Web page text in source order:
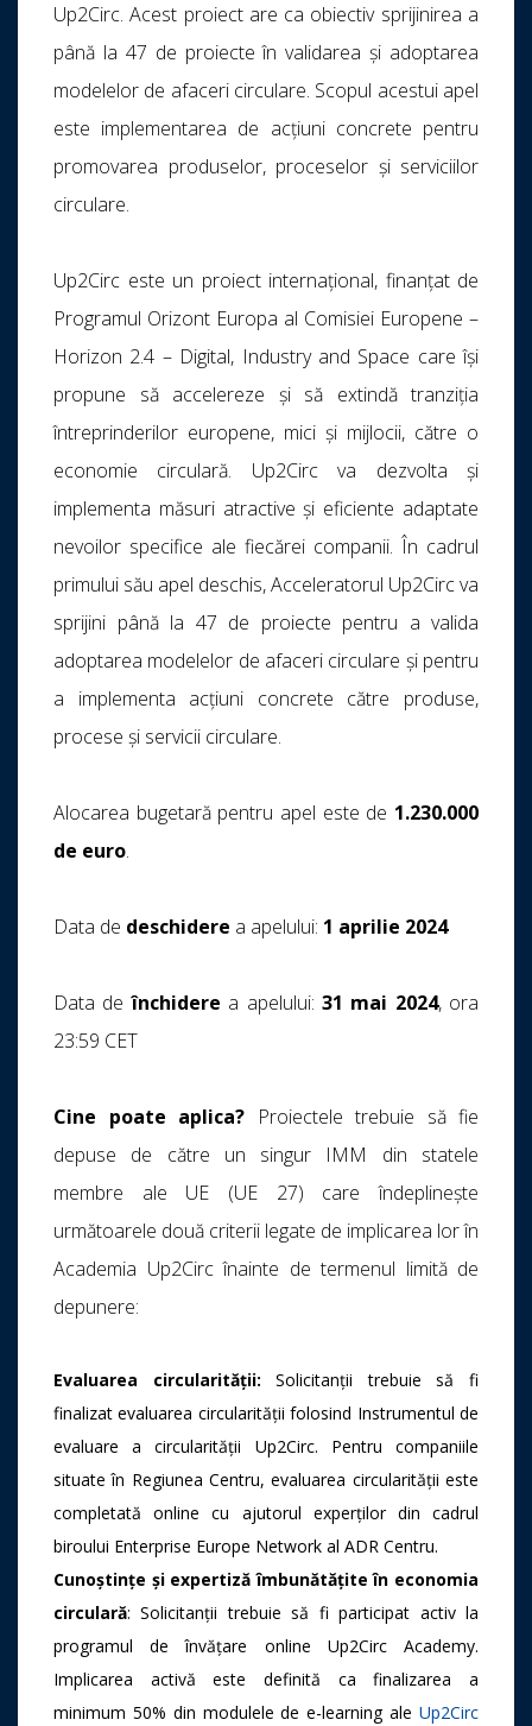
Up2Circ. Acest proiect are ca obiectiv sprijinirea a
până la 47 de proiecte în validarea și adoptarea
modelelor de afaceri circulare. Scopul acestui apel
este implementarea de acțiuni concrete pentru
promovarea produselor, proceselor și serviciilor
circulare.
Up2Circ este un proiect internațional, finanțat de
Programul Orizont Europa al Comisiei Europene –
Horizon 2.4 – Digital, Industry and Space care își
propune să accelereze și să extindă tranziția
întreprinderilor europene, mici și mijlocii, către o
economie circulară. Up2Circ va dezvolta și
implementa măsuri atractive și eficiente adaptate
nevoilor specifice ale fiecărei companii. În cadrul
primului său apel deschis, Acceleratorul Up2Circ va
sprijini până la 47 de proiecte pentru a valida
adoptarea modelelor de afaceri circulare și pentru
a implementa acțiuni concrete către produse,
procese și servicii circulare.
Alocarea bugetară pentru apel este de 1.230.000
de euro.
Data de deschidere a apelului: 1 aprilie 2024
Data deînchidere a apelului: 31 mai 2024, ora
23:59 CET
Cine poate aplica? Proiectele trebuie să fie
depuse de către un singur IMM din statele
membre ale UE (UE 27) care îndeplinește
următoarele două criterii legate de implicarea lor în
Academia Up2Circ înainte de termenul limită de
depunere:
Evaluarea circularității: Solicitanții trebuie să fi
finalizat evaluarea circularității folosind Instrumentul de
evaluare a circularității Up2Circ. Pentru companiile
situate în Regiunea Centru, evaluarea circularității este
completată online cu ajutorul experților din cadrul
biroului Enterprise Europe Network al ADR Centru.
Cunoștințe și expertiză îmbunătățite în economia
circulară: Solicitanții trebuie să fi participat activ la
programul de învățare online Up2Circ Academy.
Implicarea activă este definită ca finalizarea a
minimum 50% din modulele de e-learning ale Up2Circ